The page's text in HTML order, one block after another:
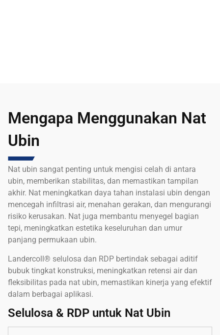
Mengapa Menggunakan Nat
Ubin
Nat ubin sangat penting untuk mengisi celah di antara
ubin, memberikan stabilitas, dan memastikan tampilan
akhir. Nat meningkatkan daya tahan instalasi ubin dengan
mencegah infiltrasi air, menahan gerakan, dan mengurangi
risiko kerusakan. Nat juga membantu menyegel bagian
tepi, meningkatkan estetika keseluruhan dan umur
panjang permukaan ubin.
Landercoll® selulosa dan RDP bertindak sebagai aditif
bubuk tingkat konstruksi, meningkatkan retensi air dan
fleksibilitas pada nat ubin, memastikan kinerja yang efektif
dalam berbagai aplikasi.
Selulosa & RDP untuk Nat Ubin